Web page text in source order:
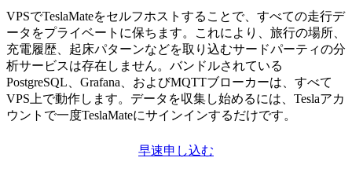
VPSでTeslaMateをセルフホストすることで、すべての走行デ
ータをプライベートに保ちます。これにより、旅行の場所、
充電履歴、起床パターンなどを取り込むサードパーティの分
析サービスは存在しません。バンドルされている
PostgreSQL、Grafana、およびMQTTブローカーは、すべて
VPS上で動作します。データを収集し始めるには、Teslaアカ
ウントで一度TeslaMateにサインインするだけです。
早速申し込む